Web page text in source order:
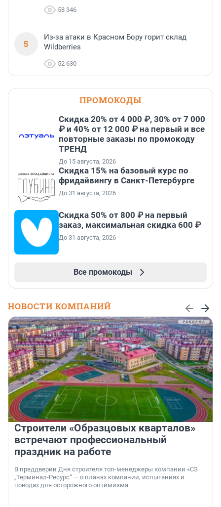
58 346
5
Из-за атаки в Красном Бору горит склад
Wildberries
52 630
ПРОМОКОДЫ
Скидка 20% от 4 000 ₽, 30% от 7 000
₽ и 40% от 12 000 ₽ на первый и все
повторные заказы по промокоду
ТРЕНД
До 15 августа, 2026
Скидка 15% на базовый курс по
фридайвингу в Санкт-Петербурге
До 31 августа, 2026
Скидка 50% от 800 ₽ на первый
заказ, максимальная скидка 600 ₽
До 31 августа, 2026
Все промокоды
НОВОСТИ КОМПАНИЙ
Строители «Образцовых кварталов»
встречают профессиональный
праздник на работе
В преддверии Дня строителя топ-менеджеры компании «СЗ
„Терминал-Ресурс“ — о планах компании, испытаниях и
поводах для осторожного оптимизма.